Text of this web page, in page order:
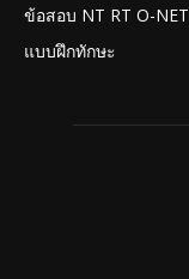
ข้อสอบ NT RT O-NET
แบบฝึกทักษะ